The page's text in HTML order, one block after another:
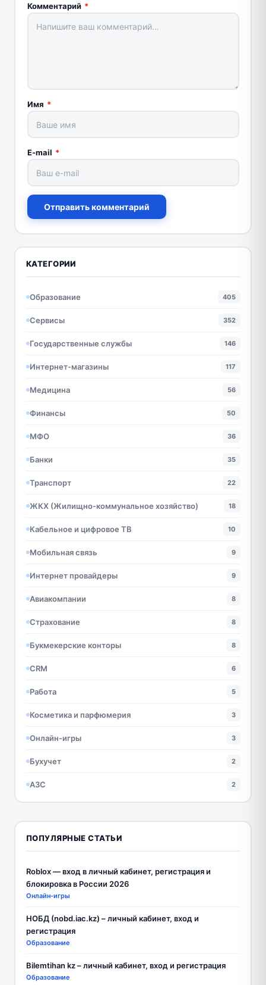
Комментарий *
Имя *
E-mail *
Отправить комментарий
КАТЕГОРИИ
Образование 405
Сервисы 352
Государственные службы 146
Интернет-магазины 117
Медицина 56
Финансы 50
МФО 36
Банки 35
Транспорт 22
ЖКХ (Жилищно-коммунальное хозяйство) 18
Кабельное и цифровое ТВ 10
Мобильная связь 9
Интернет провайдеры 9
Авиакомпании 8
Страхование 8
Букмекерские конторы 8
CRM 6
Работа 5
Косметика и парфюмерия 3
Онлайн-игры 3
Бухучет 2
АЗС 2
ПОПУЛЯРНЫЕ СТАТЬИ
Roblox — вход в личный кабинет, регистрация и
блокировка в России 2026
Онлайн-игры
НОБД (nobd.iac.kz) – личный кабинет, вход и
регистрация
Образование
Bilemtihan kz – личный кабинет, вход и регистрация
Образование